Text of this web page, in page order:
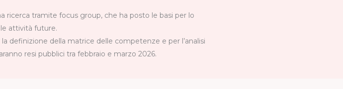
ricerca tramite focus group, che ha posto le basi per lo
attività future.
definizione della matrice delle competenze e per l’analisi
resi pubblici tra febbraio e marzo 2026.